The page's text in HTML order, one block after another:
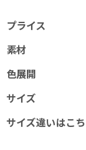
プライス
素材
色展開
サイズ
サイズ違いはこ